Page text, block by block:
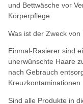
und Bettwäsche vor
Körperpflege.
Was ist der Zweck
Einmal-Rasierer sind
unerwünschte Haare
nach Gebrauch
Kreuzkontaminationen
Sind alle Produkte in